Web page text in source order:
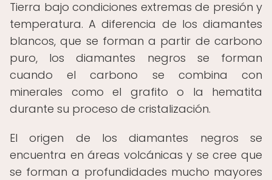
Tierra bajo condiciones extremas de presión y
temperatura. A diferencia de los diamantes
blancos, que se forman a partir de carbono
puro, los diamantes negros se forman
cuando el carbono se combina con
minerales como el grafito o la hematita
durante su proceso de cristalización.
El origen de los diamantes negros se
encuentra en áreas volcánicas y se cree que
se forman a profundidades mucho mayores